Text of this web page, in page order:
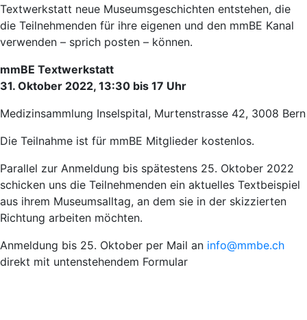
Textwerkstatt neue Museumsgeschichten entstehen, die
die Teilnehmenden für ihre eigenen und den mmBE Kanal
verwenden – sprich posten – können.
mmBE Textwerkstatt
31. Oktober 2022, 13:30 bis 17 Uhr
Medizinsammlung Inselspital, Murtenstrasse 42, 3008 Bern
Die Teilnahme ist für mmBE Mitglieder kostenlos.
Parallel zur Anmeldung bis spätestens 25. Oktober 2022
schicken uns die Teilnehmenden ein aktuelles Textbeispiel
aus ihrem Museumsalltag, an dem sie in der skizzierten
Richtung arbeiten möchten.
Anmeldung bis 25. Oktober per Mail an info@mmbe.ch
direkt mit untenstehendem Formular